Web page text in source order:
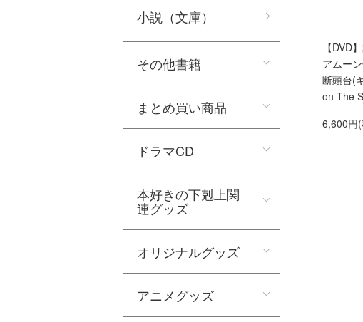
【DVD
アムー
断頭台(
on The
6,600円
小説（文庫）
その他書籍
まとめ買い商品
ドラマCD
本好きの下剋上関
連グッズ
オリジナルグッズ
アニメグッズ